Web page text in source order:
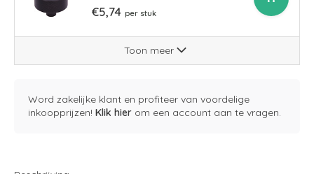
€5,74 per stuk
Toon meer
Word zakelijke klant en profiteer van voordelige
inkoopprijzen! Klik hier om een account aan te vragen.